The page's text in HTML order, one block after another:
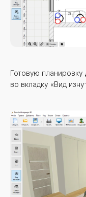
Готовую
во вкладку «Вид